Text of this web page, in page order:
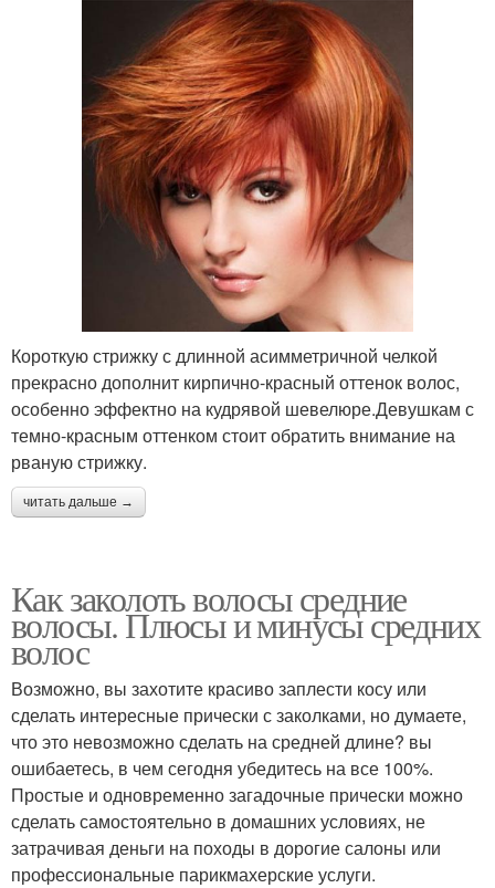
Короткую стрижку с длинной асимметричной челкой
прекрасно дополнит кирпично-красный оттенок волос,
особенно эффектно на кудрявой шевелюре.Девушкам с
темно-красным оттенком стоит обратить внимание на
рваную стрижку.
читать дальше →
Как заколоть волосы средние
волосы. Плюсы и минусы средних
волос
Возможно, вы захотите красиво заплести косу или
сделать интересные прически с заколками, но думаете,
что это невозможно сделать на средней длине? вы
ошибаетесь, в чем сегодня убедитесь на все 100%.
Простые и одновременно загадочные прически можно
сделать самостоятельно в домашних условиях, не
затрачивая деньги на походы в дорогие салоны или
профессиональные парикмахерские услуги.